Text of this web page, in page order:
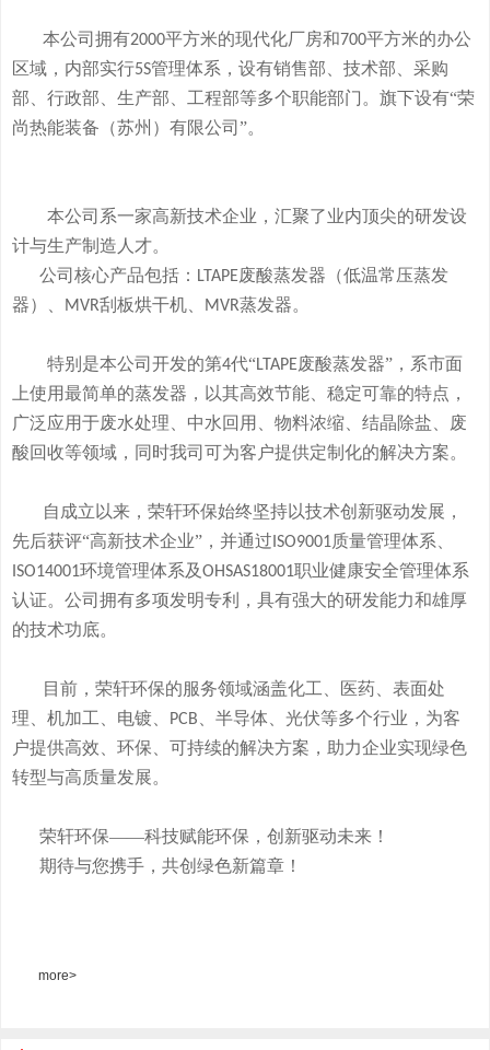
本公司拥有2000平方米的现代化厂房和700平方米的办公
区域，内部实行5S管理体系，设有销售部、技术部、采购
部、行政部、生产部、工程部等多个职能部门。旗下设有“荣
尚热能装备（苏州）有限公司”。
本公司系一家高新技术企业，汇聚了业内顶尖的研发设
计与生产制造人才。
公司核心产品包括： LTAPE废酸蒸发器 （低温常压蒸发
器）、
MVR刮板烘干机、 MVR蒸发器。
特别是本公司开发的第4代“LTAPE废酸蒸发器” ，系市面
上使用最简单的蒸发器， 以其高效节能、稳定可靠的特点，
广泛应用于废水处理、中水回用、物料浓缩、结晶除盐、废
酸回收等领域， 同时我司可为客户提供定制化的解决方案。
自成立以来，荣轩环保始终坚持以技术创新驱动发展，
先后获评“高新技术企业”，并通过 ISO9001质量管理体系、
ISO14001环境管理体系及OHSAS18001职业健康安全管理体系
认证。公司拥有多项发明专利，具有强大的研发能力和雄厚
的技术功底。
目前，荣轩环保的服务领域涵盖化工、医药、表面处
理、机加工、电镀、
PCB
、半导体、光伏等多个行业，为客
户提供高效、环保、可持续的解决方案，助力企业实现绿色
转型与高质量发展。
荣轩环保——科技赋能环保，创新驱动未来！
期待与您携手，共创绿色新篇章！
more>